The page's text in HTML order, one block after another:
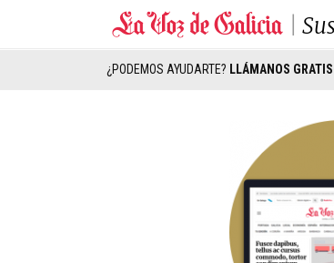
¿PODEMOS AYUDARTE? LLÁMANOS GRATIS